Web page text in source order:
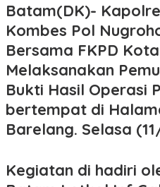
Batam(DK)-
Kombes Pol
Bersama FKPD
Melaksanakan
Bukti Hasil Operasi
bertempat di
Barelang. Selasa
Kegiatan di hadiri